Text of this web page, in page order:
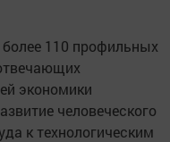
110 профильных
экономики
человеческого
к технологическим